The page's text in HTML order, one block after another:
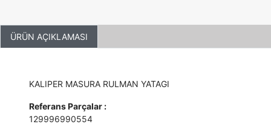
ÜRÜN AÇIKLAMASI
KALIPER MASURA RULMAN YATAGI
Referans Parçalar :
129996990554